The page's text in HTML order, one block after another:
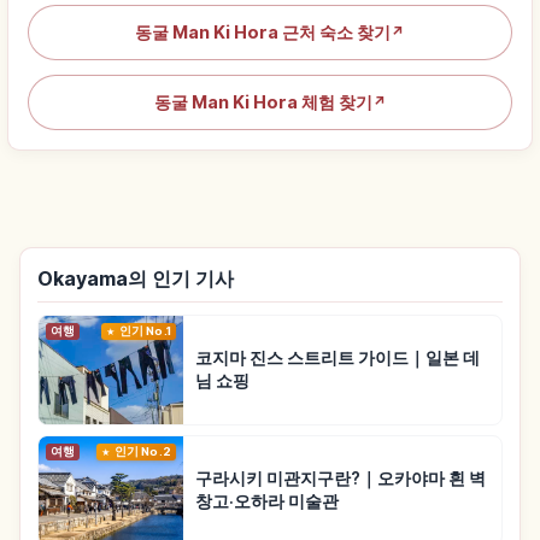
동굴 Man Ki Hora 근처 숙소 찾기 ↗
동굴 Man Ki Hora 체험 찾기 ↗
Okayama의 인기 기사
여행 인기 No.1
코지마 진스 스트리트 가이드｜일본 데
님 쇼핑
여행 인기 No.2
구라시키 미관지구란?｜오카야마 흰 벽
창고·오하라 미술관